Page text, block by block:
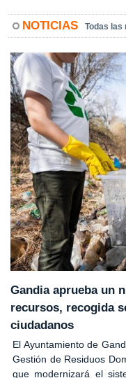
NOTICIAS Todas las
Gandia aprueba un
recursos, recogida
ciudadanos
El Ayuntamiento de
Gestión de Residuos
que modernizará el